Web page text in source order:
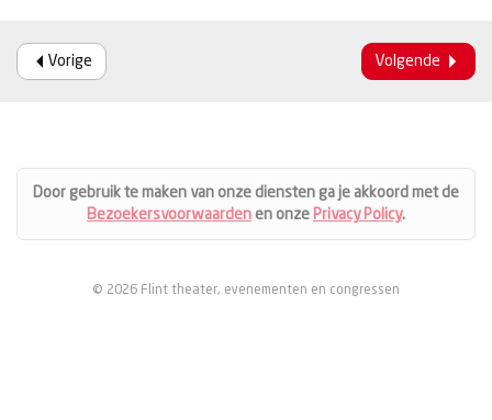
Vorige Volgende
Door gebruik te maken van onze diensten ga je akkoord met de
Bezoekersvoorwaarden en onze Privacy Policy.
© 2026 Flint theater, evenementen en congressen